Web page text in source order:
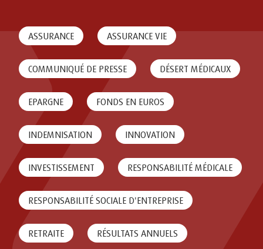
ASSURANCE ASSURANCE VIE
COMMUNIQUÉ DE PRESSE DÉSERT MÉDICAUX
EPARGNE FONDS EN EUROS
INDEMNISATION INNOVATION
INVESTISSEMENT RESPONSABILITÉ MÉDICALE
RESPONSABILITÉ SOCIALE D'ENTREPRISE
RETRAITE RÉSULTATS ANNUELS